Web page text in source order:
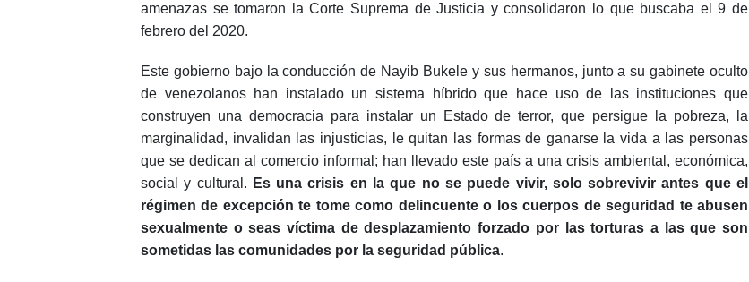
amenazas se tomaron la Corte Suprema de Justicia y consolidaron lo que buscaba el 9 de
febrero del 2020.
Este gobierno bajo la conducción de Nayib Bukele y sus hermanos, junto a su gabinete oculto
de venezolanos han instalado un sistema híbrido que hace uso de las instituciones que
construyen una democracia para instalar un Estado de terror, que persigue la pobreza, la
marginalidad, invalidan las injusticias, le quitan las formas de ganarse la vida a las personas
que se dedican al comercio informal; han llevado este país a una crisis ambiental, económica,
social y cultural. Es una crisis en la que no se puede vivir, solo sobrevivir antes que el
régimen de excepción te tome como delincuente o los cuerpos de seguridad te abusen
sexualmente o seas víctima de desplazamiento forzado por las torturas a las que son
sometidas las comunidades por la seguridad pública.